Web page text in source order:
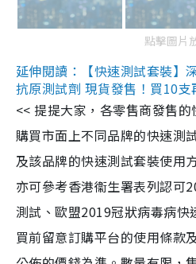
點擊圖片
延伸閱讀：【快速測試套裝】
抗原測試劑 現貨發售！買10
<< 提提大家，各零售商發售的
購買市面上不同品牌的快速測
及該品牌的快速測試套裝使用
亦可參考香港衞生署表列認可
測試、歐盟2019冠狀病毒病快
買前留意訂購平台的使用條款